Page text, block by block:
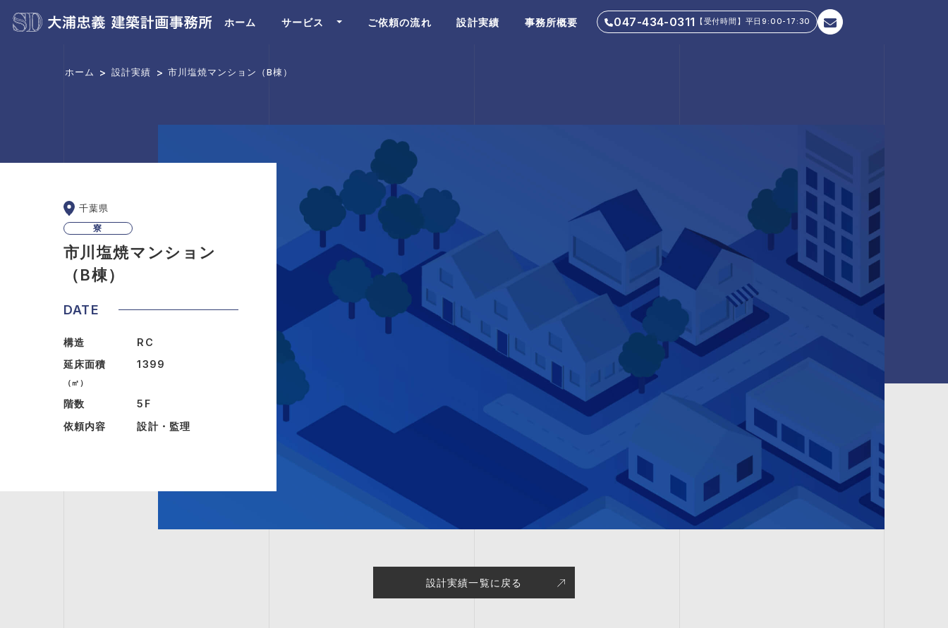
ホーム サービス ご依頼の流れ 設計実績 事務所概要 047-434-0311 【受付時間】平日9:00-17:30
ホーム > 設計実績 > 市川塩焼マンション（B棟）
千葉県
寮
市川塩焼マンション
（B棟）
DATE
構造
RC
延床面積
（㎡）
1399
階数
5F
依頼内容
設計・監理
設計実績一覧に戻る